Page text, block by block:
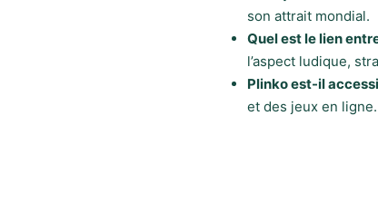
son attrait mondial.
Quel est le lien
l’aspect ludique,
Plinko est-il
et des jeux en ligne.